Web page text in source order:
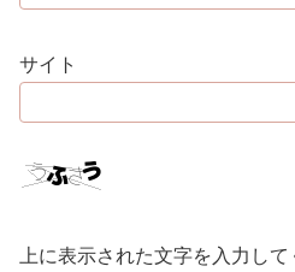
サイト
上に表示された文字を入力して